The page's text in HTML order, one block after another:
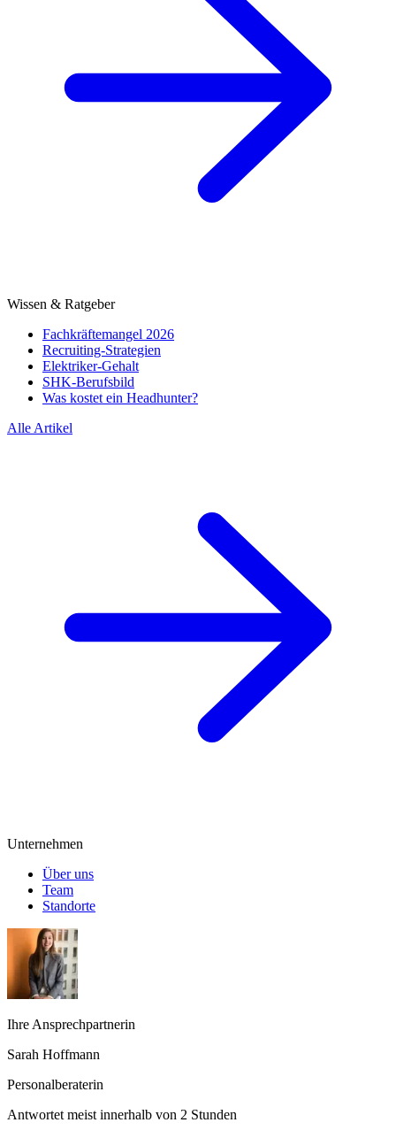
Wissen & Ratgeber
Fachkräftemangel 2026
Recruiting-Strategien
Elektriker-Gehalt
SHK-Berufsbild
Was kostet ein Headhunter?
Alle Artikel
Unternehmen
Über uns
Team
Standorte
Ihre Ansprechpartnerin
Sarah Hoffmann
Personalberaterin
Antwortet meist innerhalb von 2 Stunden